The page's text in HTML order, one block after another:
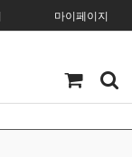
마이페이지